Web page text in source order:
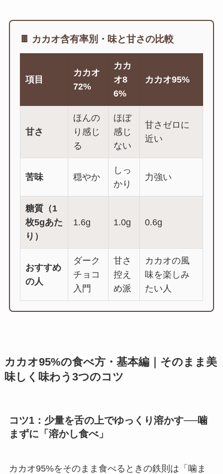
🍫 カカオ含有率別・味と甘さの比較
項目
カカオ
72%
カカ
オ8
6%
カカオ95%
甘さ
ほんの
り感じ
る
ほぼ
感じ
ない
甘さゼロに
近い
苦味 穏やか
しっ
かり
力強い
糖質（1
枚5gあた
り）
1.6g 1.0g 0.6g
おすすめ
の人
ダーク
チョコ
入門
甘さ
控え
め派
カカオの風
味を楽しみ
たい人
カカオ95%の食べ方・基本編｜そのまま美
味しく味わう3つのコツ
コツ1：少量を舌の上でゆっくり溶かす──噛
まずに「溶かし食べ」
カカオ95%をそのまま食べるときの鉄則は「噛ま